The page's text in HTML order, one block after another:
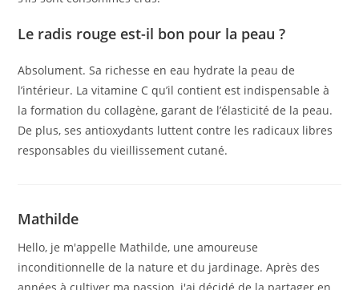
Le radis rouge est-il bon pour la peau ?
Absolument. Sa richesse en eau hydrate la peau de
l’intérieur. La vitamine C qu’il contient est indispensable à
la formation du collagène, garant de l’élasticité de la peau.
De plus, ses antioxydants luttent contre les radicaux libres
responsables du vieillissement cutané.
Mathilde
Hello, je m'appelle Mathilde, une amoureuse
inconditionnelle de la nature et du jardinage. Après des